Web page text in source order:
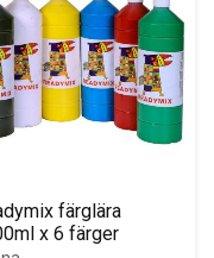
färglära
x 6 färger